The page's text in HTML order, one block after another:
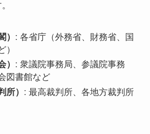
） : 各省庁（外務省、財務省、国
）
） : 衆議院事務局、参議院事務
図書館など
所） : 最高裁判所、各地方裁判所